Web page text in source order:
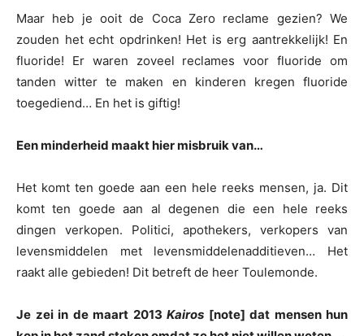
Maar heb je ooit de Coca Zero reclame gezien? We
zouden het echt opdrinken! Het is erg aantrekkelijk! En
fluoride! Er waren zoveel reclames voor fluoride om
tanden witter te maken en kinderen kregen fluoride
toegediend… En het is giftig!
Een minderheid maakt hier misbruik van…
Het komt ten goede aan een hele reeks mensen, ja. Dit
komt ten goede aan al degenen die een hele reeks
dingen verkopen. Politici, apothekers, verkopers van
levensmiddelen met levensmiddelenadditieven… Het
raakt alle gebieden! Dit betreft de heer Toulemonde.
Je zei in de maart 2013 Kairos [note] dat mensen hun